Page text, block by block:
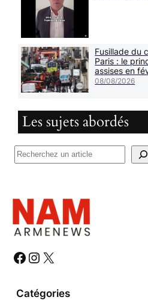
Fusillade du
Paris : le
assises en
08/08/2026
Les sujets abordés
R
h
e
r
h
r
# # #